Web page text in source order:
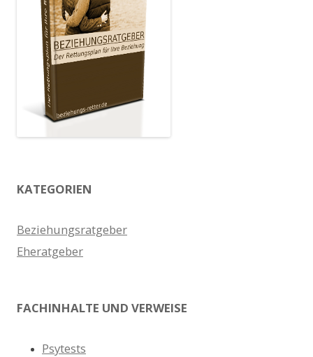
KATEGORIEN
Beziehungsratgeber
Eheratgeber
FACHINHALTE UND VERWEISE
Psytests